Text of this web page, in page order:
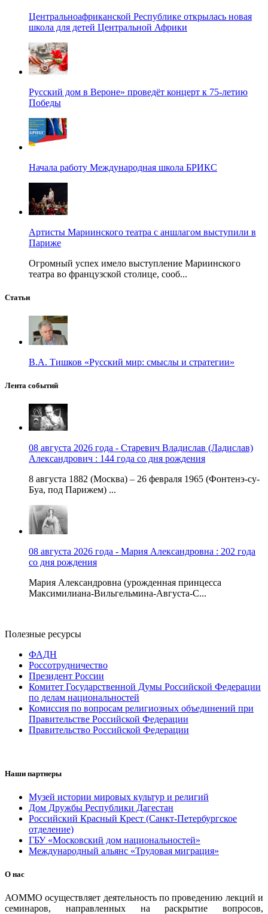
Центральноафриканской Республике открылась новая
школа для детей Центральной Африки
Русский дом в Вероне» проведёт концерт к 75-летию
Победы
Начала работу Международная школа БРИКС
Артисты Мариинского театра с аншлагом выступили в
Париже
Огромный успех имело выступление Мариинского
театра во французской столице, сооб...
Статьи
В.А. Тишков «Русский мир: смыслы и стратегии»
Лента событий
08 августа 2026 года - Старевич Владислав (Ладислав)
Александрович : 144 года со дня рождения
8 августа 1882 (Москва) – 26 февраля 1965 (Фонтенэ-су-
Буа, под Парижем) ...
08 августа 2026 года - Мария Александровна : 202 года
со дня рождения
Мария Александровна (урожденная принцесса
Максимилиана-Вильгельмина-Августа-С...
Полезные ресурсы
ФАДН
Россотрудничество
Президент России
Комитет Государственной Думы Российской Федерации
по делам национальностей
Комиссия по вопросам религиозных объединений при
Правительстве Российской Федерации
Правительство Российской Федерации
Наши партнеры
Музей истории мировых культур и религий
Дом Дружбы Республики Дагестан
Российский Красный Крест (Санкт-Петербургское
отделение)
ГБУ «Московский дом национальностей»
Международный альянс «Трудовая миграция»
О нас
АОММО осуществляет деятельность по проведению лекций и
семинаров, направленных на раскрытие вопросов,